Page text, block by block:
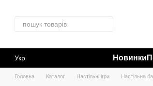
Укр Новинки
Головна Каталог Настільні ігри Настільна